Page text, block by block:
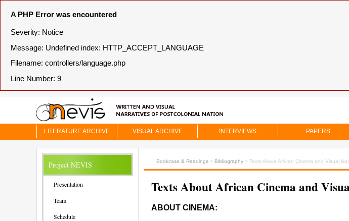
A PHP Error was encountered
Severity: Notice
Message: Undefined index: HTTP_ACCEPT_LANGUAGE
Filename: controllers/language.php
Line Number: 9
LITERATURE ARCHIVE VISUAL ARCHIVE INTERVIEWS PAPERS
Project NEVIS
Presentation
Team
Schedule
Bookcase & Readings > Bibliography > Texts About African Cinema and Visual
Texts About African Cinema and
ABOUT CINEMA: